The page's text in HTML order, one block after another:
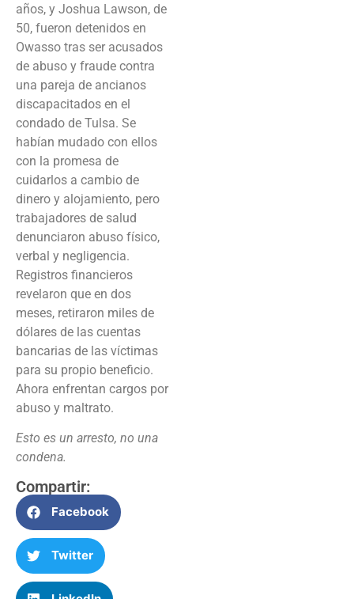
años, y Joshua Lawson, de
50, fueron detenidos en
Owasso tras ser acusados
de abuso y fraude contra
una pareja de ancianos
discapacitados en el
condado de Tulsa. Se
habían mudado con ellos
con la promesa de
cuidarlos a cambio de
dinero y alojamiento, pero
trabajadores de salud
denunciaron abuso físico,
verbal y negligencia.
Registros financieros
revelaron que en dos
meses, retiraron miles de
dólares de las cuentas
bancarias de las víctimas
para su propio beneficio.
Ahora enfrentan cargos por
abuso y maltrato.
Esto es un arresto, no una
condena.
Compartir:
Facebook
Twitter